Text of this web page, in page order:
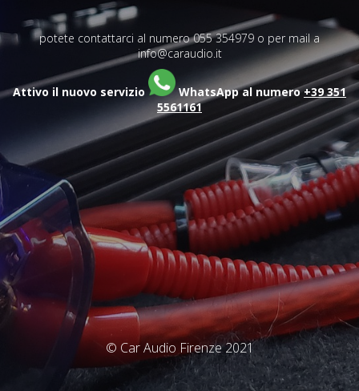
potete contattarci al numero 055 354979 o per mail a
info@caraudio.it
Attivo il nuovo servizio WhatsApp al numero+39 351
5561161
© Car Audio Firenze 2021